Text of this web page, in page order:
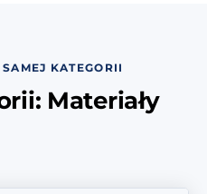
KATEGORII
Materiały